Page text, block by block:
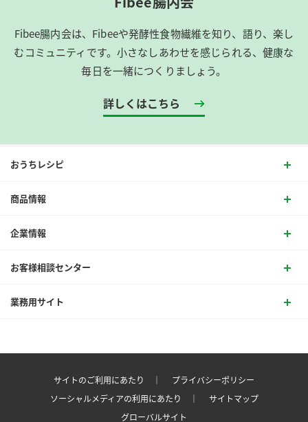
Fibee腸内会は、​Fibeeや発酵性食物繊維を知り、語り、楽し
むコミュニティです。​小さなしあわせを感じられる、健康な
毎日を一緒につくりましょう。
詳しくはこちら
おうちレシピ
商品情報
企業情報
お客様相談センター
業務用サイト
サイトのご利用にあたり ｜
プライバシーポリシー
ソーシャルメディアの利用にあたり ｜
サイトマップ
グローバルサイト